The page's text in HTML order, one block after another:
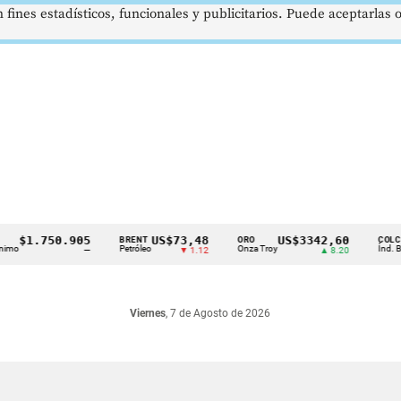
$1.750.905 BRENT
Petróleo
US$73,48
▼ 1.12 Onza Troy
US$3342,60
▲ 8.20
COLCAP
Índ. Bursátil
Viernes, 7 de Agosto de 2026
estadísticos, funcionales y publicitarios. Puede aceptarlas